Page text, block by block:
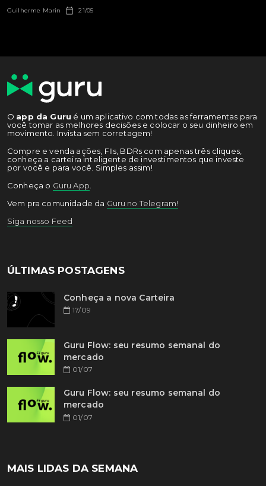
Guilherme Marin 21/05
O app da Guru é um aplicativo com todas as ferramentas para
você tomar as melhores decisões e colocar o seu dinheiro em
movimento. Invista sem corretagem!
Compre e venda ações, FIIs, BDRs com apenas três cliques,
conheça a carteira inteligente de investimentos que investe
por você e para você. Simples assim!
Conheça o Guru App
Vem pra comunidade da Guru no Telegram!
Siga nosso Feed
ÚLTIMAS POSTAGENS
Conheça a nova Carteira
17/09
Guru Flow: seu resumo semanal do
mercado
01/07
Guru Flow: seu resumo semanal do
mercado
01/07
MAIS LIDAS DA SEMANA